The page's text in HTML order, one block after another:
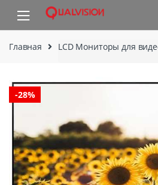
Skip to navigation
Skip to content
Главная LCD Мониторы для
-28%